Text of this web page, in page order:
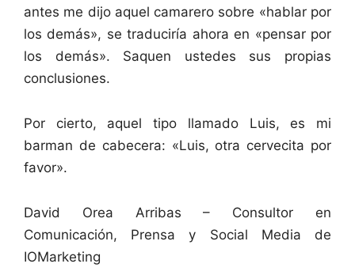
antes me dijo aquel camarero sobre «hablar por
los demás», se traduciría ahora en «pensar por
los demás». Saquen ustedes sus propias
conclusiones.
Por cierto, aquel tipo llamado Luis, es mi
barman de cabecera: «Luis, otra cervecita por
favor».
David Orea Arribas – Consultor en
Comunicación, Prensa y Social Media de
IOMarketing